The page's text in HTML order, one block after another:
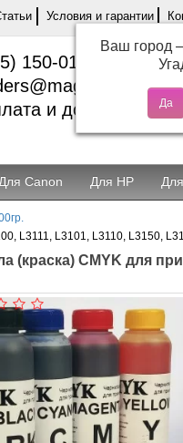
Условия и гарантии
150-01-37
и доставка
Для Canon Для HP
L3111, L3101, L3110, L3150,
(краска) CMYK для
Ваш город